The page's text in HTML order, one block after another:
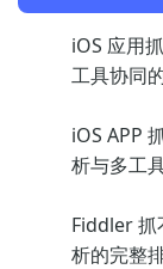
iOS 应用
工具协同
iOS APP
析与多工
Fiddler 抓
析的完整